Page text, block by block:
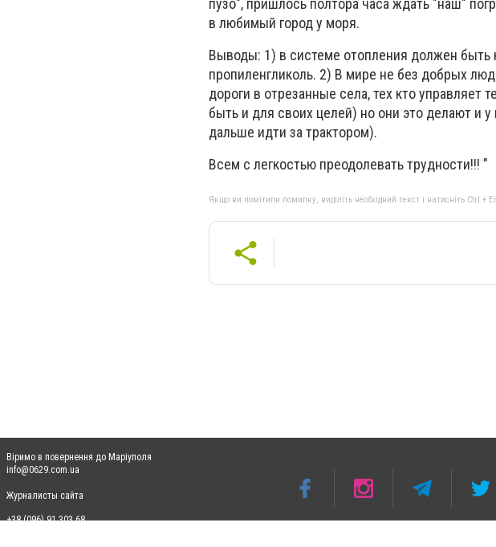
в любимый город у моря.
Выводы: 1) в системе отопления должен быть
пропиленгликоль. 2) В мире не без добрых
дороги в отрезанные села, тех кто управляет
быть и для своих целей) но они это делают и
дальше идти за трактором).
Всем с легкостью преодолевать трудности!!! "
Якщо ви помітили помилку, виділіть необхідний текст і натисніть Ctrl +
Віримо в повернення до Маріуполя
info@0629.com.ua
Журналисты сайта
+38 (096) 91 303 68